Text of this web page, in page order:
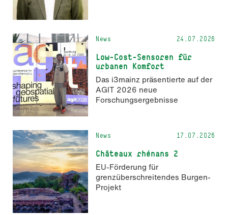
News 24.07.2026
Low-Cost-Sensoren für
urbanen Komfort
Das i3mainz präsentierte auf der
AGIT 2026 neue
Forschungsergebnisse
News 17.07.2026
Châteaux rhénans 2
EU-Förderung für
grenzüberschreitendes Burgen-
Projekt